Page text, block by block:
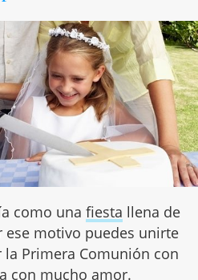
como una fiesta llena de
motivo puedes unirte
la Primera Comunión con
con mucho amor.